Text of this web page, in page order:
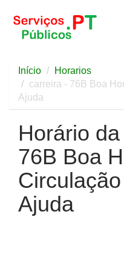
Início
Horarios
carreira - 76B Boa
Ajuda
Horário
76B Boa
Ajuda